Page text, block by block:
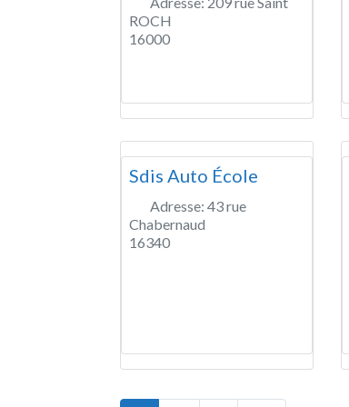
ROCH
16000
Sdis Auto École
Adresse: 43 rue
Chabernaud
16340